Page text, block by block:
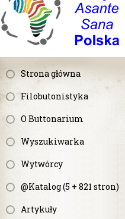
Strona główna
Filobutonistyka
O Buttonarium
Wyszukiwarka
Wytwórcy
@Katalog (5 + 821 stron)
Artykuły